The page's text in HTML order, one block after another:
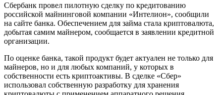
Сбербанк провел пилотную сделку по кредитованию
российской майнинговой компании «Интелион», сообщили
на сайте банка. Обеспечением для займа стала криптовалюта,
добытая самим майнером, сообщается в заявлении кредитной
организации.
По оценке банка, такой продукт будет актуален не только для
майнеров, но и для любых компаний, у которых в
собственности есть криптоактивы. В сделке «Сбер»
использовал собственную разработку для хранения